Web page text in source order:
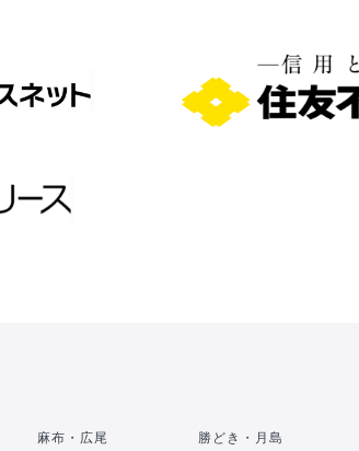
麻布・広尾 勝どき・月島